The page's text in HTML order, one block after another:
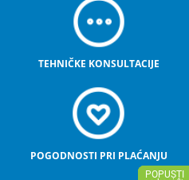
TEHNIČKE KONSULTACIJE
POGODNOSTI PRI PLAĆANJU